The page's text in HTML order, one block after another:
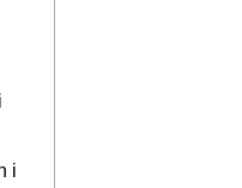
i